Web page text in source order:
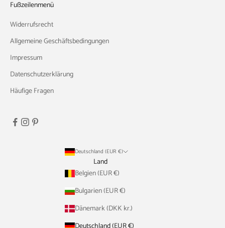
Fußzeilenmenü
Widerrufsrecht
Allgemeine Geschäftsbedingungen
Impressum
Datenschutzerklärung
Häufige Fragen
Deutschland (EUR €)
Land
Belgien (EUR €)
Bulgarien (EUR €)
Dänemark (DKK kr.)